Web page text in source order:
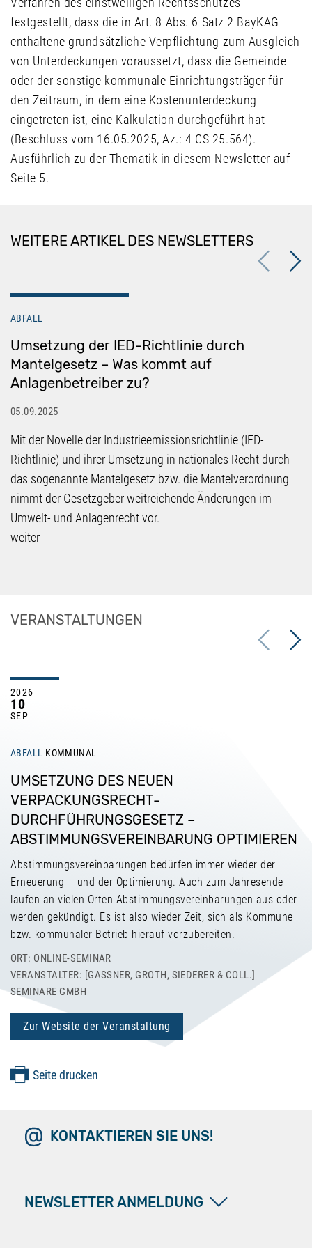
festgestellt, dass die in Art. 8 Abs. 6 Satz 2 BayKAG
enthaltene grundsätzliche Verpflichtung zum Ausgleich
von Unterdeckungen voraussetzt, dass die Gemeinde
oder der sonstige kommunale Einrichtungsträger für
den Zeitraum, in dem eine Kostenunterdeckung
eingetreten ist, eine Kalkulation durchgeführt hat
(Beschluss vom 16.05.2025, Az.: 4 CS 25.564).
Ausführlich zu der Thematik in diesem Newsletter auf
Seite 5.
WEITERE ARTIKEL DES NEWSLETTERS
Previous
ABFALL
Umsetzung der IED-Richtlinie durch
Mantelgesetz – Was kommt auf
Anlagenbetreiber zu?
05.09.2025
Mit der Novelle der Industrieemissionsrichtlinie (IED-
Richtlinie) und ihrer Umsetzung in nationales Recht durch
das sogenannte Mantelgesetz bzw. die Mantelverordnung
nimmt der Gesetzgeber weitreichende Änderungen im
Umwelt- und Anlagenrecht vor.
weiter
Next
VERANSTALTUNGEN
Previous
2026
10
SEP
ABFALL KOMMUNAL
UMSETZUNG DES NEUEN
VERPACKUNGSRECHT-
DURCHFÜHRUNGSGESETZ –
ABSTIMMUNGSVEREINBARUNG OPTIMIEREN
Abstimmungsvereinbarungen bedürfen immer wieder der
Erneuerung – und der Optimierung. Auch zum Jahresende
laufen an vielen Orten Abstimmungsvereinbarungen aus oder
werden gekündigt. Es ist also wieder Zeit, sich als Kommune
bzw. kommunaler Betrieb hierauf vorzubereiten.
ORT: ONLINE-SEMINAR
VERANSTALTER: [GASSNER, GROTH, SIEDERER & COLL.] S
EMINARE GMBH
Zur Website der Veranstaltung
Next
Seite drucken
KONTAKTIEREN SIE UNS!
NEWSLETTER ANMELDUNG